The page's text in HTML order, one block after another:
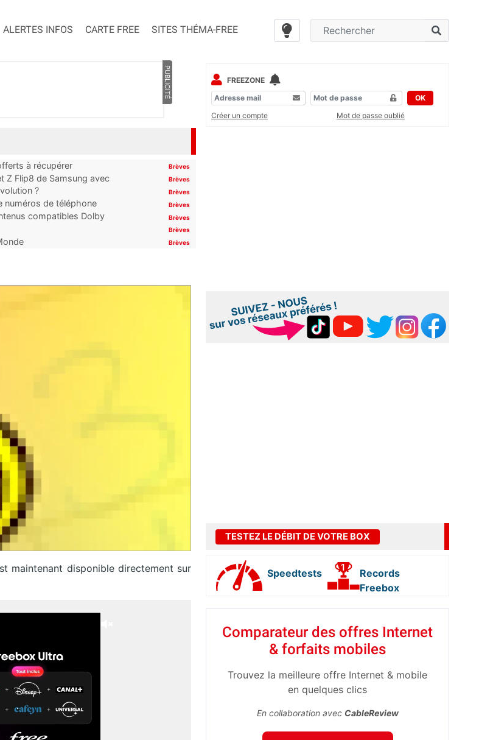
ALERTES INFOS CARTE FREE SITES THÉMA-FREE
PUBLICITÉ
à récupérer Brèves
Z Flip8 de Samsung avec
Brèves
? Brèves
numéros de téléphone
Brèves
compatibles Dolby
Brèves
Brèves
Brèves
maintenant disponible directement sur
FREEZONE
OK
Créer un compte
Mot de passe oublié
TESTEZ LE DÉBIT DE VOTRE BOX
Speedtests
Records
Freebox
Comparateur des offres Internet
& forfaits mobiles
Trouvez la meilleure offre Internet & mobile
en quelques clics
En collaboration avec CableReview